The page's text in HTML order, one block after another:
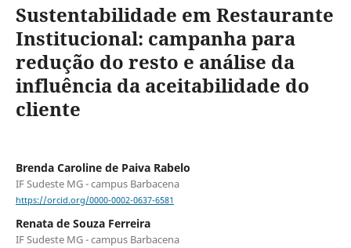
Sustentabilidade em Restaurante
Institucional: campanha para
redução do resto e análise da
influência da aceitabilidade do
cliente
Brenda Caroline de Paiva Rabelo
IF Sudeste MG - campus Barbacena
https://orcid.org/0000-0002-0637-6581
Renata de Souza Ferreira
IF Sudeste MG - campus Barbacena